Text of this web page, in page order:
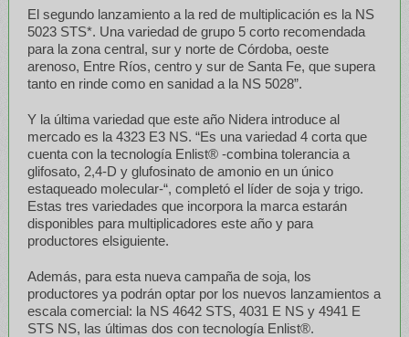
El segundo lanzamiento a la red de multiplicación es la NS
5023 STS*. Una variedad de grupo 5 corto recomendada
para la zona central, sur y norte de Córdoba, oeste
arenoso, Entre Ríos, centro y sur de Santa Fe, que supera
tanto en rinde como en sanidad a la NS 5028”.
Y la última variedad que este año Nidera introduce al
mercado es la 4323 E3 NS. “Es una variedad 4 corta que
cuenta con la tecnología Enlist® -combina tolerancia a
glifosato, 2,4-D y glufosinato de amonio en un único
estaqueado molecular-“, completó el líder de soja y trigo.
Estas tres variedades que incorpora la marca estarán
disponibles para multiplicadores este año y para
productores elsiguiente.
Además, para esta nueva campaña de soja, los
productores ya podrán optar por los nuevos lanzamientos a
escala comercial: la NS 4642 STS, 4031 E NS y 4941 E
STS NS, las últimas dos con tecnología Enlist®.